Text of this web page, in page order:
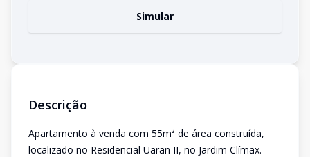
Simular
Descrição
Apartamento à venda com 55m² de área construída,
localizado no Residencial Uaran II, no Jardim Clímax.